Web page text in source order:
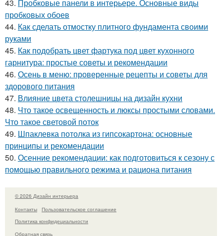
43. Пробковые панели в интерьере. Основные виды
пробковых обоев
44. Как сделать отмостку плитного фундамента своими
руками
45. Как подобрать цвет фартука под цвет кухонного
гарнитура: простые советы и рекомендации
46. Осень в меню: проверенные рецепты и советы для
здорового питания
47. Влияние цвета столешницы на дизайн кухни
48. Что такое освещенность и люксы простыми словами.
Что такое световой поток
49. Шпаклевка потолка из гипсокартона: основные
принципы и рекомендации
50. Осенние рекомендации: как подготовиться к сезону с
помощью правильного режима и рациона питания
© 2026 Дизайн интерьера
Контакты
Пользовательское соглашение
Политика конфидециальности
Обратная связь